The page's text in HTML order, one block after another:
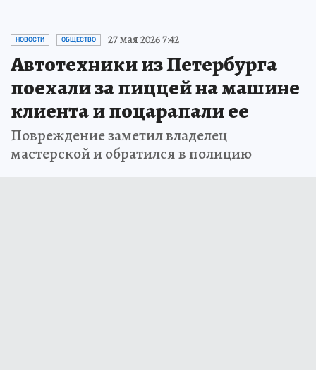
НОВОСТИ ОБЩЕСТВО 27 мая 2026 7:42
Автотехники из Петербурга
поехали за пиццей на машине
клиента и поцарапали ее
Повреждение заметил владелец
мастерской и обратился в полицию